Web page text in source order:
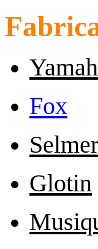
Fox
Selmer
Glotin